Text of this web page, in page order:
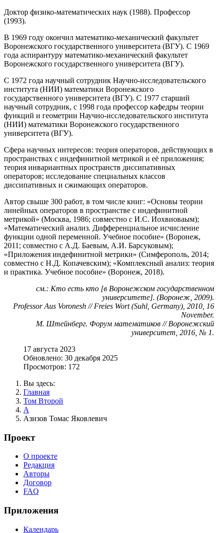
Доктор физико-математических наук (1988). Профессор
(1993).
В 1969 году окончил математико-механический факультет
Воронежского государственного университета (ВГУ). С 1969
года аспирантуру математико-механический факультет
Воронежского государственного университета (ВГУ).
С 1972 года научный сотрудник Научно-исследовательского
института (НИИ) математики Воронежского
государственного университета (ВГУ). С 1977 старший
научный сотрудник, с 1998 года профессор кафедры теории
функций и геометрии Научно-исследовательского института
(НИИ) математики Воронежского государственного
университета (ВГУ).
Сфера научных интересов: теория операторов, действующих в
пространствах с индефинитной метрикой и её приложения;
теория инвариантных пространств диссипативных
операторов; исследование специальных классов
диссипативных и сжимающих операторов.
Автор свыше 300 работ, в том числе книг: «Основы теории
линейных операторов в пространстве с индефинитной
метрикой» (Москва, 1986; совместно с И.С. Иохвиоваым);
«Математический анализ. Дифференциальное исчисление
функции одной переменной. Учебное пособие» (Воронеж,
2011; совместно с А.Д. Баевым, А.И. Барсуковым);
«Приложения индефинитной метрики» (Симферополь, 2014;
совместно с Н.Д. Копачевским); «Комплексный анализ: теория
и практика. Учебное пособие» (Воронеж, 2018).
см.: Кто есть кто [в Воронежском государственном
университете]. (Воронеж, 2009).
Professor Aus Voronesh // Freies Wort (Suhl, Germany), 2010, 16
November.
М. Штейнберг. Форум математиков // Воронежский
университет, 2016, № 1.
17 августа 2023
Обновлено: 30 декабря 2025
Просмотров: 172
Вы здесь:
Главная
Том Второй
А
Азизов Томас Яковлевич
Проект
О проекте
Редакция
Авторы
Договор
FAQ
Приложения
Календарь